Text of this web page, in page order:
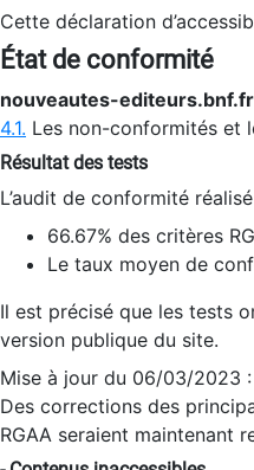
Cette déclaration
État de conformité
nouveautes-editeurs.bnf.fr
4.1. Les non-conformités et
Résultat des tests
L’audit de conformité
66.67% des critères
Le taux moyen de
Il est précisé que les tests
version publique du site.
Mise à jour du 06/03/2023 :
Des corrections des
RGAA seraient maintenant